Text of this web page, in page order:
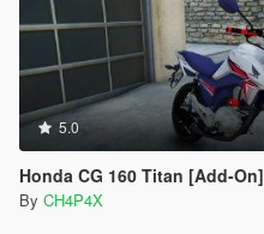
5.0
Honda CG 160 Titan [Add-On]
By CH4P4X